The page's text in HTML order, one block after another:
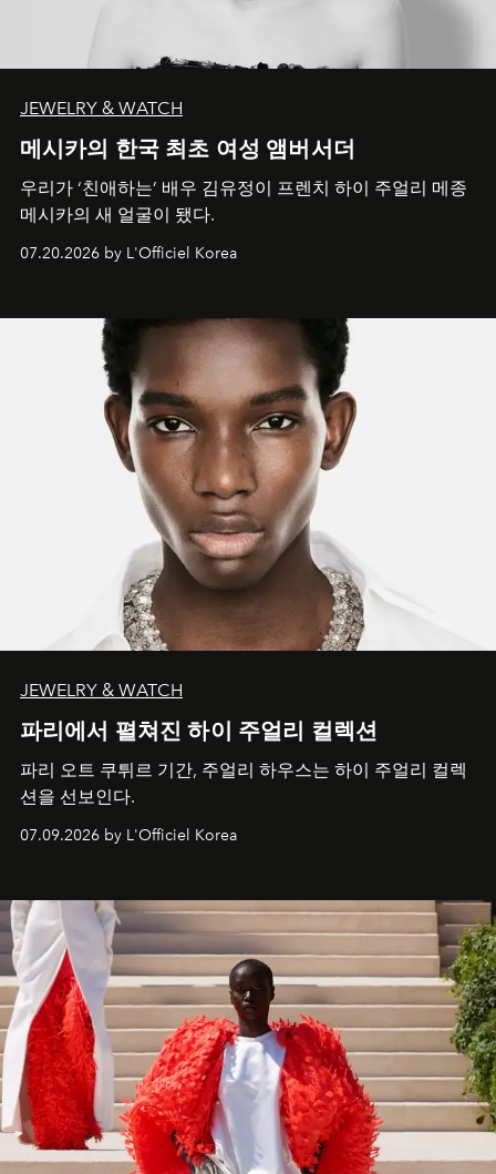
JEWELRY & WATCH
메시카의 한국 최초 여성 앰버서더
우리가 ‘친애하는’ 배우 김유정이 프렌치 하이 주얼리 메종
메시카의 새 얼굴이 됐다.
07.20.2026 by L'Officiel Korea
JEWELRY & WATCH
파리에서 펼쳐진 하이 주얼리 컬렉션
파리 오트 쿠튀르 기간, 주얼리 하우스는 하이 주얼리 컬렉
션을 선보인다.
07.09.2026 by L'Officiel Korea